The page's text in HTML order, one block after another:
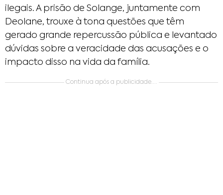
ilegais. A prisão de Solange, juntamente com
Deolane, trouxe à tona questões que têm
gerado grande repercussão pública e levantado
dúvidas sobre a veracidade das acusações e o
impacto disso na vida da família.
Continua após a publicidade....